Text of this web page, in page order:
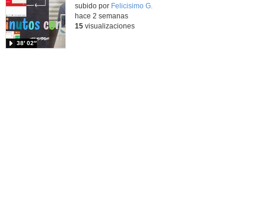
Contenido educativo.
subido por Felicisimo G.
38′ 02″
hace 2 semanas
15visualizaciones